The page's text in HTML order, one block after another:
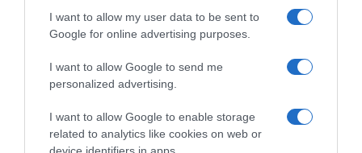
I want to allow my user data to be sent to
Google for online advertising purposes.
I want to allow Google to send me
personalized advertising.
I want to allow Google to enable storage
related to analytics like cookies on web or